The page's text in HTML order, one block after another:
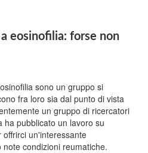
eosinofilia: forse non
sono un gruppo si
fra loro sia dal punto di vista
un gruppo di ricercatori
ha pubblicato un lavoro su
un'interessante
condizioni reumatiche.